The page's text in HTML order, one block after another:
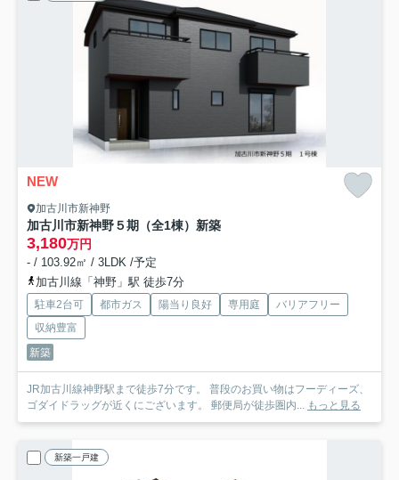
NEW
加古川市新神野
加古川市新神野５期（全1棟）新築
3,180万円
- / 103.92㎡ / 3LDK /予定
加古川線「神野」駅 徒歩7分
駐車2台可 都市ガス 陽当り良好 専用庭
バリアフリー
収納豊富
新築
JR加古川線神野駅まで徒歩7分です。 普段のお買い物はフーディーズ、
ゴダイドラッグが近くにございます。 郵便局が徒歩圏内... もっと見る
新築一戸建